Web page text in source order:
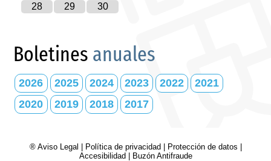
28
29 30
Boletines anuales
2026 2025 2024 2023 2022
2021
2020
2019 2018 2017
® Aviso Legal Política de privacidad Protección de datos
Accesibilidad
Buzón Antifraude